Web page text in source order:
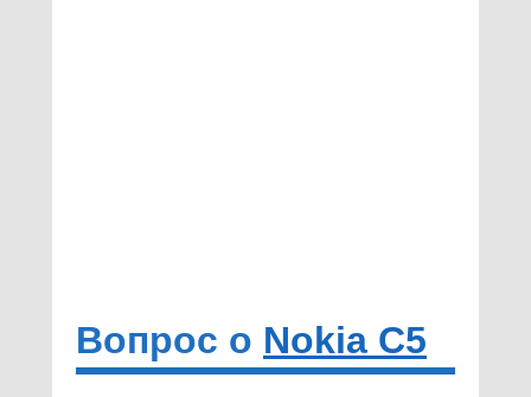
Вопрос о Nokia C5